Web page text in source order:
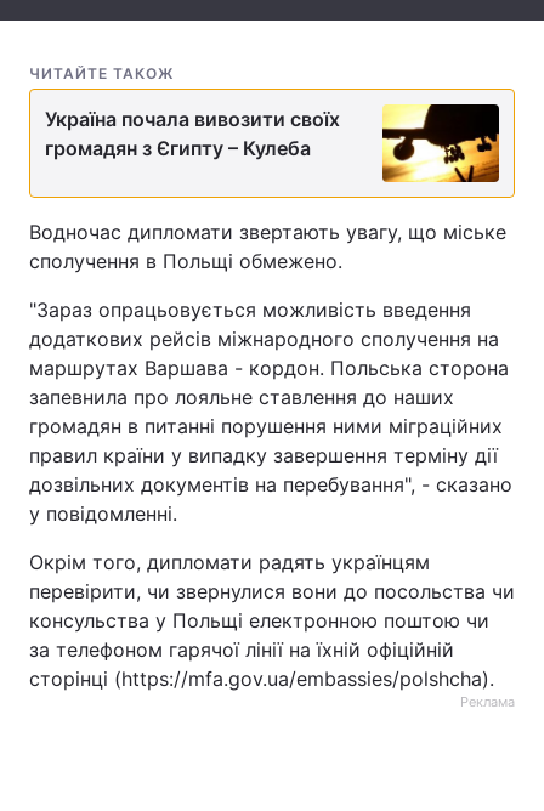
Тема оформлення
ЧИТАЙТЕ ТАКОЖ
Україна почала вивозити своїх
громадян з Єгипту – Кулеба
Водночас дипломати звертають увагу, що міське
сполучення в Польщі обмежено.
"Зараз опрацьовується можливість введення
додаткових рейсів міжнародного сполучення на
маршрутах Варшава - кордон. Польська сторона
запевнила про лояльне ставлення до наших
громадян в питанні порушення ними міграційних
правил країни у випадку завершення терміну дії
дозвільних документів на перебування", - сказано
у повідомленні.
Окрім того, дипломати радять українцям
перевірити, чи звернулися вони до посольства чи
консульства у Польщі електронною поштою чи
за телефоном гарячої лінії на їхній офіційній
сторінці (https://mfa.gov.ua/embassies/polshcha).
Реклама